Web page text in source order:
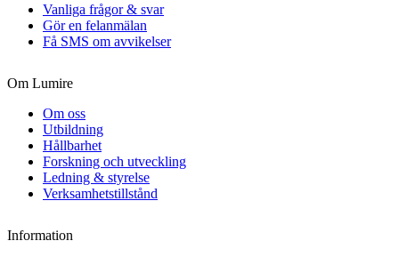
Vanliga frågor & svar
Gör en felanmälan
Få SMS om avvikelser
Om Lumire
Om oss
Utbildning
Hållbarhet
Forskning och utveckling
Ledning & styrelse
Verksamhetstillstånd
Information